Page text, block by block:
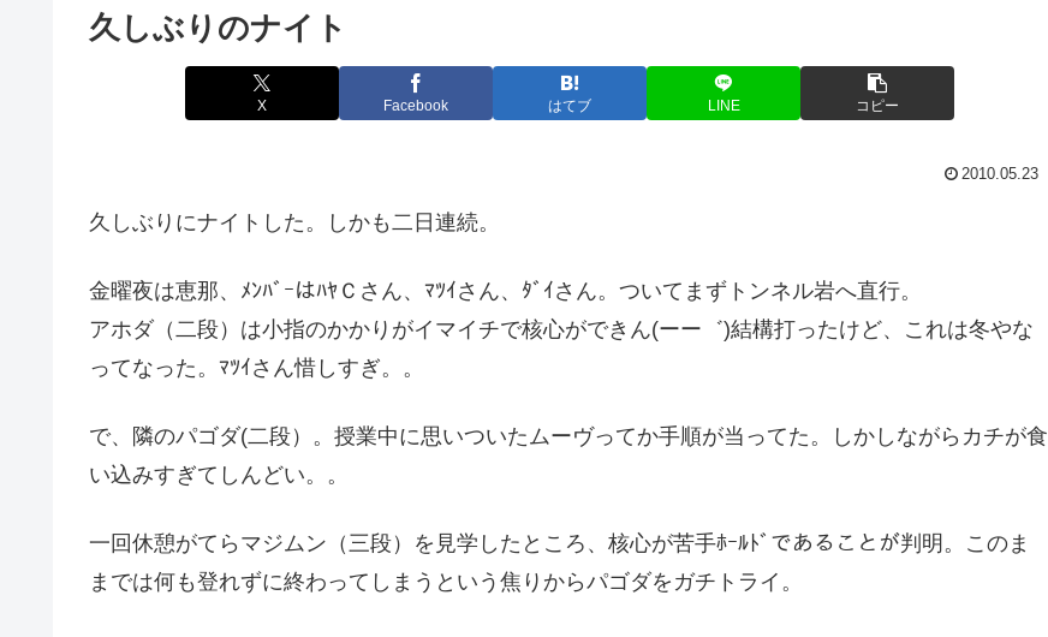
久しぶりのナイト
X Facebook はてブ LINE コピー
2010.05.23
久しぶりにナイトした。しかも二日連続。
金曜夜は恵那、ﾒﾝﾊﾞｰはﾊﾔＣさん、ﾏﾂｲさん、ﾀﾞｲさん。ついてまずトンネル岩へ直行。
アホダ（二段）は小指のかかりがイマイチで核心ができん(ーー゛)結構打ったけど、これは冬やな
ってなった。ﾏﾂｲさん惜しすぎ。。
で、隣のパゴダ(二段）。授業中に思いついたムーヴってか手順が当ってた。しかしながらカチが食
い込みすぎてしんどい。。
一回休憩がてらマジムン（三段）を見学したところ、核心が苦手ﾎｰﾙﾄﾞであることが判明。このま
までは何も登れずに終わってしまうという焦りからパゴダをガチトライ。